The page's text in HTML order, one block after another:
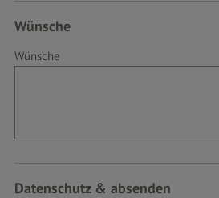
Wünsche
Wünsche
Datenschutz & absenden